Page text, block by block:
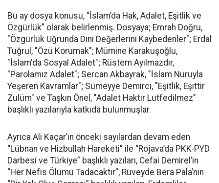
Bu ay dosya konusu, “İslam’da Hak, Adalet, Eşitlik ve
Özgürlük” olarak belirlenmiş. Dosyaya; Emrah Doğru,
"Özgürlük Uğrunda Dini Değerlerini Kaybedenler"; Erdal
Tuğrul, "Özü Korumak"; Mümine Karakuşoğlu,
"İslam'da Sosyal Adalet"; Rüstem Ayılmazdır,
"Parolamız Adalet"; Sercan Akbayrak, "İslam Nuruyla
Yeşeren Kavramlar"; Sümeyye Demirci, "Eşitlik, Eşittir
Zulüm" ve Taşkın Önel, "Adalet Haktır Lutfedilmez"
başlıklı yazılarıyla katkıda bulunmuşlar.
Ayrıca Ali Kaçar’ın önceki sayılardan devam eden
“Lübnan ve Hizbullah Hareketi” ile “Rojava’da PKK-PYD
Darbesi ve Türkiye” başlıklı yazıları, Cefai Demirel’in
“Her Nefis Ölümü Tadacaktır”, Rüveyde Bera Pala’nın